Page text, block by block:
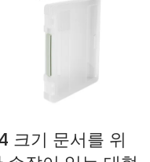
크기 문서를 위